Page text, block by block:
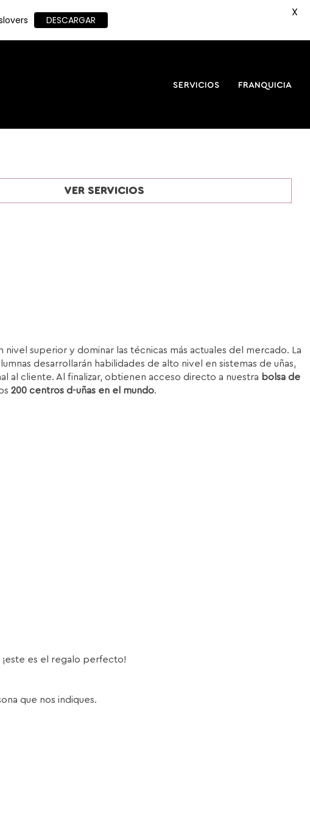
SERVICIOS FRANQUICIA
VER SERVICIOS
nivel superior y dominar las técnicas más actuales del mercado. La
desarrollarán habilidades de alto nivel en sistemas de uñas,
al cliente. Al finalizar, obtienen acceso directo a nuestra bolsa de
200 centros d-uñas en el mundo.
es el regalo perfecto!
que nos indiques.
DESCARGAR
X